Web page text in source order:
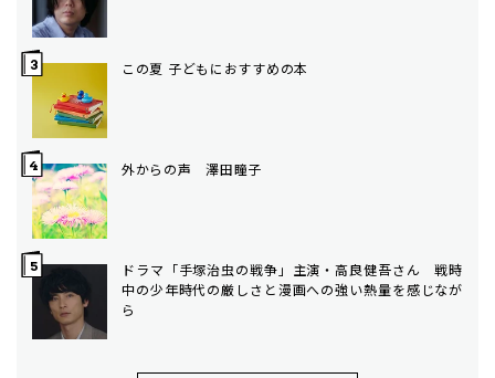
この夏 子どもにおすすめの本
外からの声 澤田瞳子
ドラマ「手塚治虫の戦争」主演・高良健吾さん 戦時
中の少年時代の厳しさと漫画への強い熱量を感じなが
ら